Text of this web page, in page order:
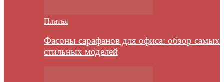
Платья
Фасоны сарафанов для офиса: обзор самых
стильных моделей